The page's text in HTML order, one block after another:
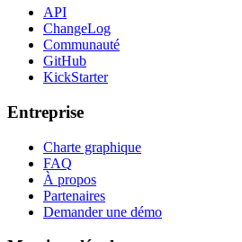
API
ChangeLog
Communauté
GitHub
KickStarter
Entreprise
Charte graphique
FAQ
À propos
Partenaires
Demander une démo